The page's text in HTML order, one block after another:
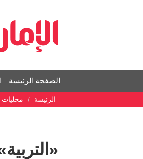
الصفحة الرئيسة
الرئيسة محليات